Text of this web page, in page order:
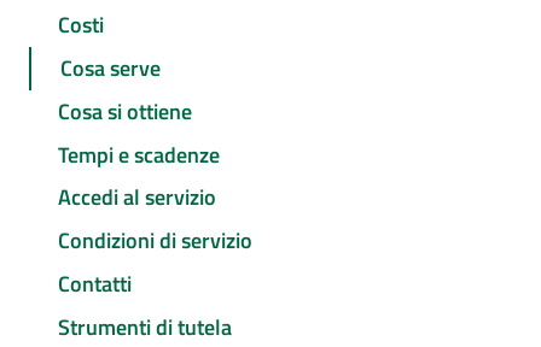
Costi
Cosa serve
Cosa si ottiene
Tempi e scadenze
Accedi al servizio
Condizioni di servizio
Contatti
Strumenti di tutela